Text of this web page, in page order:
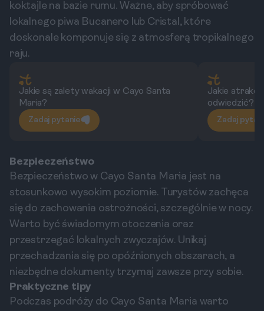
koktajle na bazie rumu. Ważne, aby spróbować
lokalnego piwa Bucanero lub Cristal, które
doskonale komponuje się z atmosferą tropikalnego
raju.
Jakie są zalety wakacji w Cayo Santa
Maria?
Zadaj pytanie
Jakie
odwiedzić?
Zadaj
Bezpieczeństwo
Bezpieczeństwo w Cayo Santa Maria jest na
stosunkowo wysokim poziomie. Turystów zachęca
się do zachowania ostrożności, szczególnie w nocy.
Warto być świadomym otoczenia oraz
przestrzegać lokalnych zwyczajów. Unikaj
przechadzania się po opóźnionych obszarach, a
niezbędne dokumenty trzymaj zawsze przy sobie.
Praktyczne tipy
Podczas podróży do Cayo Santa Maria warto